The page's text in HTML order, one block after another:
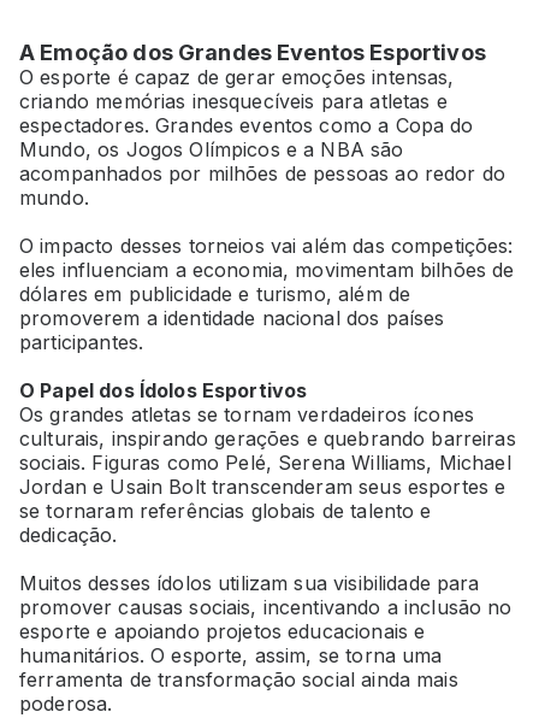
A Emoção dos Grandes Eventos Esportivos
O esporte é capaz de gerar emoções intensas,
criando memórias inesquecíveis para atletas e
espectadores. Grandes eventos como a Copa do
Mundo, os Jogos Olímpicos e a NBA são
acompanhados por milhões de pessoas ao redor do
mundo.
O impacto desses torneios vai além das competições:
eles influenciam a economia, movimentam bilhões de
dólares em publicidade e turismo, além de
promoverem a identidade nacional dos países
participantes.
O Papel dos Ídolos Esportivos
Os grandes atletas se tornam verdadeiros ícones
culturais, inspirando gerações e quebrando barreiras
sociais. Figuras como Pelé, Serena Williams, Michael
Jordan e Usain Bolt transcenderam seus esportes e
se tornaram referências globais de talento e
dedicação.
Muitos desses ídolos utilizam sua visibilidade para
promover causas sociais, incentivando a inclusão no
esporte e apoiando projetos educacionais e
humanitários. O esporte, assim, se torna uma
ferramenta de transformação social ainda mais
poderosa.